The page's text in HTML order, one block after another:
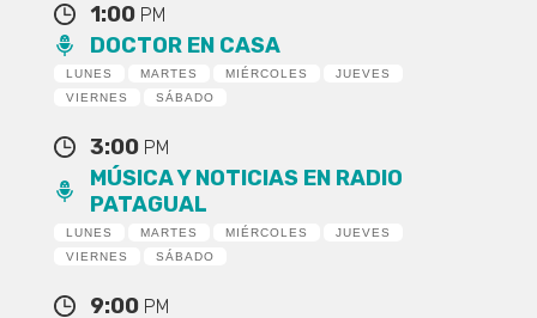
1:00 PM
DOCTOR EN CASA
LUNES MARTES MIÉRCOLES
JUEVES
VIERNES
SÁBADO
3:00 PM
MÚSICA Y NOTICIAS EN RADIO
PATAGUAL
LUNES MARTES MIÉRCOLES
JUEVES
VIERNES
SÁBADO
9:00 PM